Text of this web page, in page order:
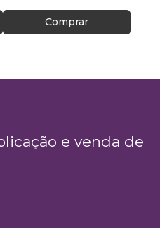
Comprar
e venda de